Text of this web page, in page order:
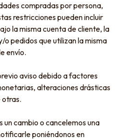
compradas por persona,
restricciones pueden incluir
la misma cuenta de cliente, la
pedidos que utilizan la misma
envío.
aviso debido a factores
alteraciones drásticas
otras.
un cambio o cancelemos una
poniéndonos en